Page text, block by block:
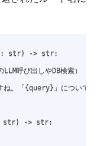
str) -> str:
呼び出しやDB検索）
。「{query}」についてお答
str) -> str: